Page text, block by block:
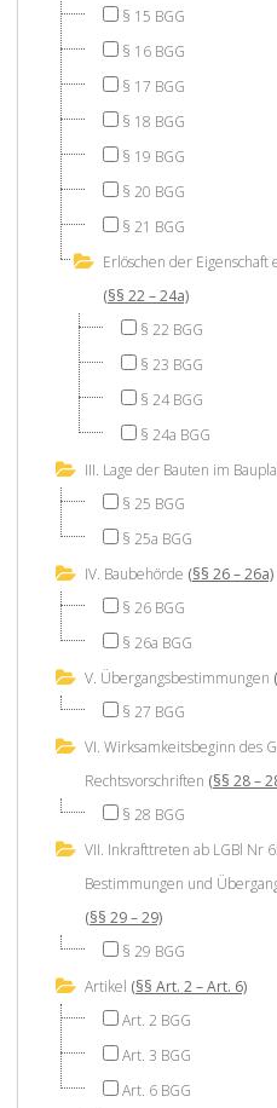
§ 15 BGG
§ 16 BGG
§ 17 BGG
§ 18 BGG
§ 19 BGG
§ 20 BGG
§ 21 BGG
Erlöschen der
(§§ 22 – 24a)
§ 22 BGG
§ 23 BGG
§ 24 BGG
§ 24a BGG
III. Lage der Bauten im
§ 25 BGG
§ 25a BGG
IV. Baubehörde (§§ 26 – 26a)
§ 26 BGG
§ 26a BGG
V. Übergangsbestimmungen
§ 27 BGG
VI. Wirksamkeitsbeginn des
Rechtsvorschriften (§§ 28 –
§ 28 BGG
VII. Inkrafttreten ab LGBl Nr
Bestimmungen und
(§§ 29 – 29)
§ 29 BGG
Artikel (§§ Art. 2 – Art. 6)
Art. 2 BGG
Art. 3 BGG
Art. 6 BGG